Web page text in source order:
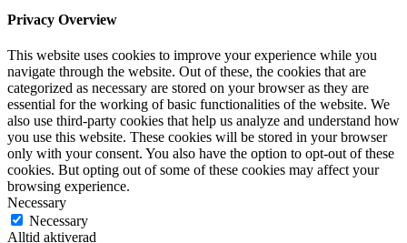
Privacy Overview
This website uses cookies to improve your experience while you
navigate through the website. Out of these, the cookies that are
categorized as necessary are stored on your browser as they are
essential for the working of basic functionalities of the website. We
also use third-party cookies that help us analyze and understand how
you use this website. These cookies will be stored in your browser
only with your consent. You also have the option to opt-out of these
cookies. But opting out of some of these cookies may affect your
browsing experience.
Necessary
Necessary
Alltid aktiverad